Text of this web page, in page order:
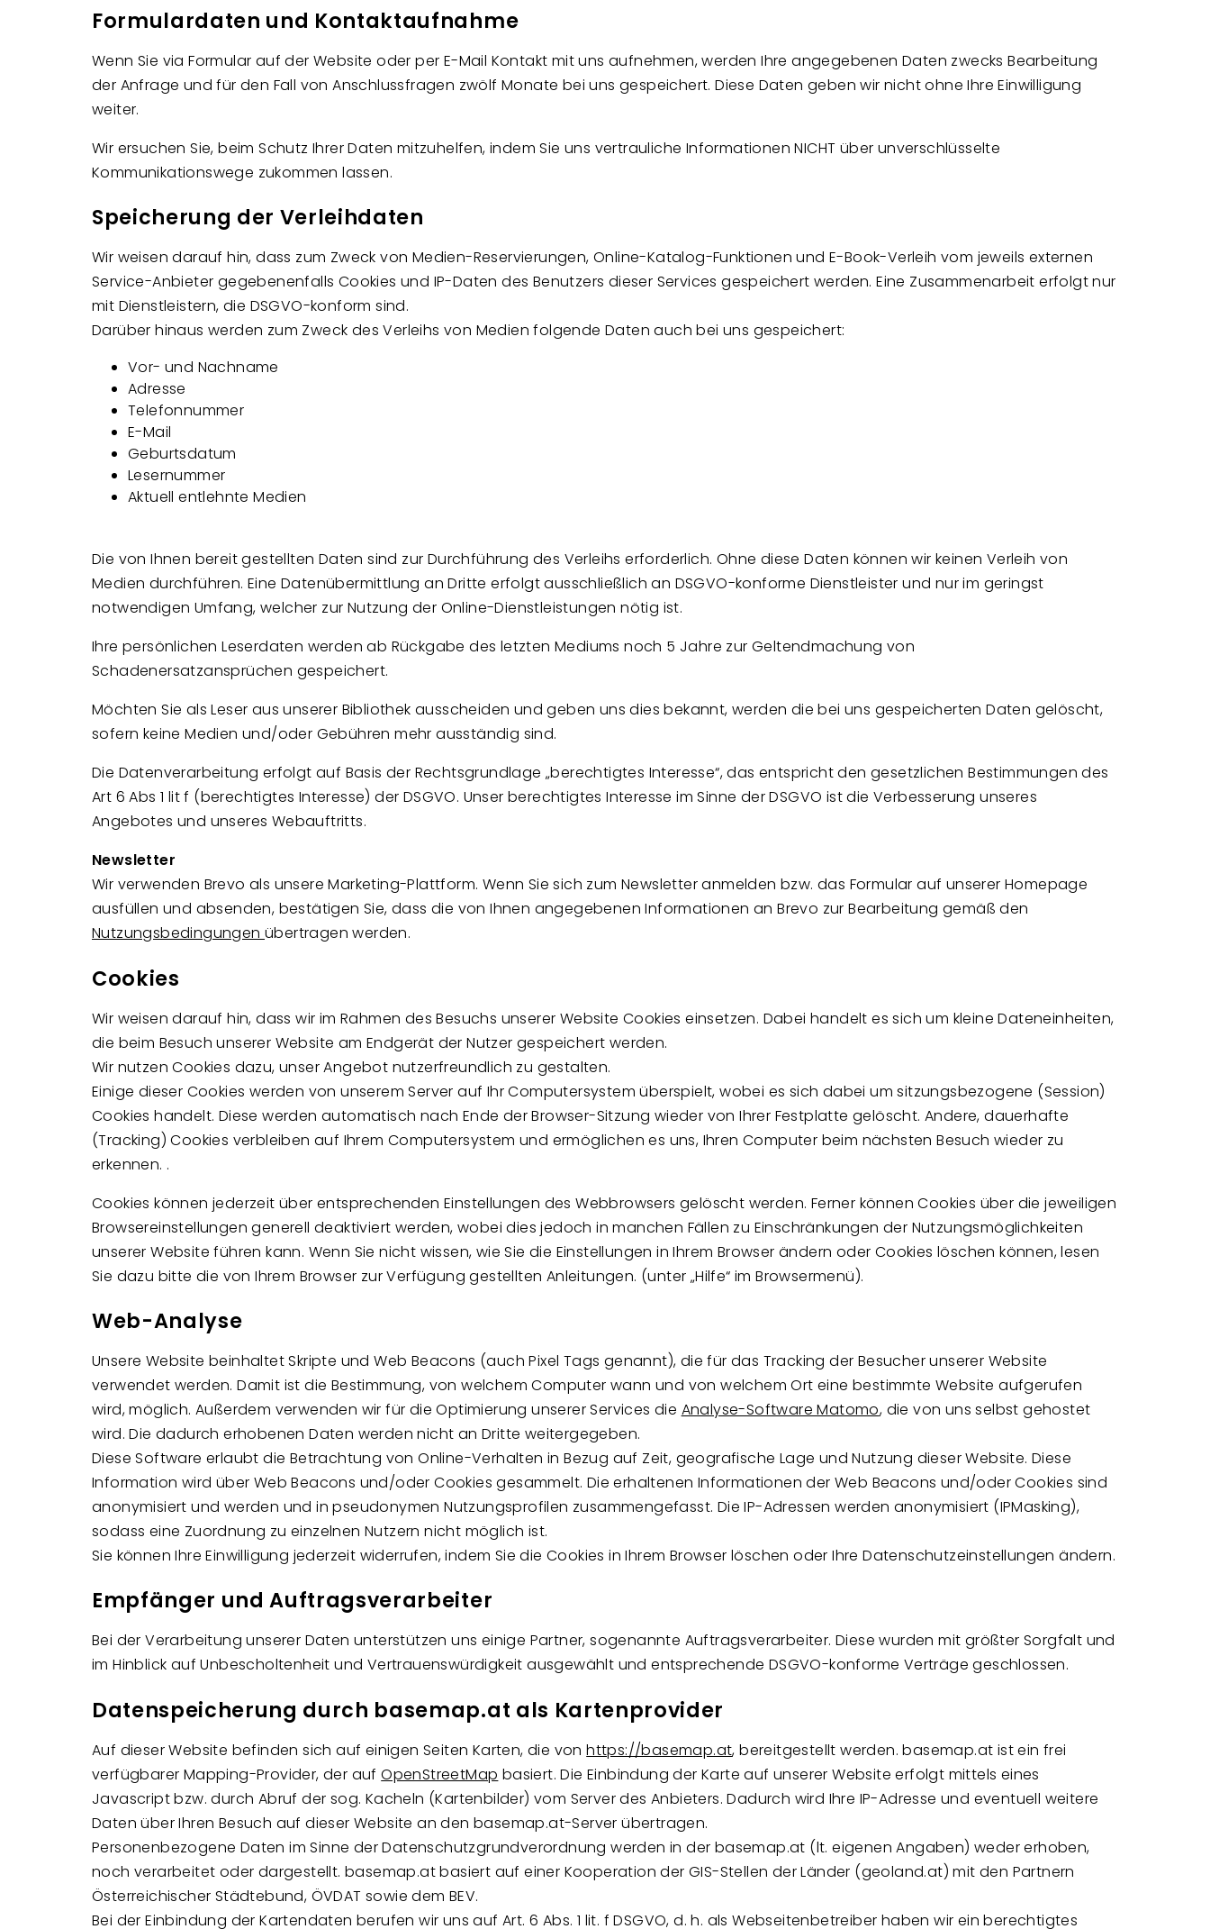
Formulardaten und Kontaktaufnahme
Wenn Sie via Formular auf der Website oder per E-Mail Kontakt mit uns aufnehmen, werden Ihre angegebenen Daten zwecks Bearbeitung
der Anfrage und für den Fall von Anschlussfragen zwölf Monate bei uns gespeichert. Diese Daten geben wir nicht ohne Ihre Einwilligung
weiter.
Wir ersuchen Sie, beim Schutz Ihrer Daten mitzuhelfen, indem Sie uns vertrauliche Informationen NICHT über unverschlüsselte
Kommunikationswege zukommen lassen.
Speicherung der Verleihdaten
Wir weisen darauf hin, dass zum Zweck von Medien-Reservierungen, Online-Katalog-Funktionen und E-Book-Verleih vom jeweils externen
Service-Anbieter gegebenenfalls Cookies und IP-Daten des Benutzers dieser Services gespeichert werden. Eine Zusammenarbeit erfolgt nur
mit Dienstleistern, die DSGVO-konform sind.
Darüber hinaus werden zum Zweck des Verleihs von Medien folgende Daten auch bei uns gespeichert:
Vor- und Nachname
Adresse
Telefonnummer
E-Mail
Geburtsdatum
Lesernummer
Aktuell entlehnte Medien
Die von Ihnen bereit gestellten Daten sind zur Durchführung des Verleihs erforderlich. Ohne diese Daten können wir keinen Verleih von
Medien durchführen. Eine Datenübermittlung an Dritte erfolgt ausschließlich an DSGVO-konforme Dienstleister und nur im geringst
notwendigen Umfang, welcher zur Nutzung der Online-Dienstleistungen nötig ist.
Ihre persönlichen Leserdaten werden ab Rückgabe des letzten Mediums noch 5 Jahre zur Geltendmachung von
Schadenersatzansprüchen gespeichert.
Möchten Sie als Leser aus unserer Bibliothek ausscheiden und geben uns dies bekannt, werden die bei uns gespeicherten Daten gelöscht,
sofern keine Medien und/oder Gebühren mehr ausständig sind.
Die Datenverarbeitung erfolgt auf Basis der Rechtsgrundlage „berechtigtes Interesse“, das entspricht den gesetzlichen Bestimmungen des
Art 6 Abs 1 lit f (berechtigtes Interesse) der DSGVO. Unser berechtigtes Interesse im Sinne der DSGVO ist die Verbesserung unseres
Angebotes und unseres Webauftritts.
Newsletter
Wir verwenden Brevo als unsere Marketing-Plattform. Wenn Sie sich zum Newsletter anmelden bzw. das Formular auf unserer Homepage
ausfüllen und absenden, bestätigen Sie, dass die von Ihnen angegebenen Informationen an Brevo zur Bearbeitung gemäß den
Nutzungsbedingungen übertragen werden.
Cookies
Wir weisen darauf hin, dass wir im Rahmen des Besuchs unserer Website Cookies einsetzen. Dabei handelt es sich um kleine Dateneinheiten,
die beim Besuch unserer Website am Endgerät der Nutzer gespeichert werden.
Wir nutzen Cookies dazu, unser Angebot nutzerfreundlich zu gestalten.
Einige dieser Cookies werden von unserem Server auf Ihr Computersystem überspielt, wobei es sich dabei um sitzungsbezogene (Session)
Cookies handelt. Diese werden automatisch nach Ende der Browser-Sitzung wieder von Ihrer Festplatte gelöscht. Andere, dauerhafte
(Tracking) Cookies verbleiben auf Ihrem Computersystem und ermöglichen es uns, Ihren Computer beim nächsten Besuch wieder zu
erkennen. .
Cookies können jederzeit über entsprechenden Einstellungen des Webbrowsers gelöscht werden. Ferner können Cookies über die jeweiligen
Browsereinstellungen generell deaktiviert werden, wobei dies jedoch in manchen Fällen zu Einschränkungen der Nutzungsmöglichkeiten
unserer Website führen kann. Wenn Sie nicht wissen, wie Sie die Einstellungen in Ihrem Browser ändern oder Cookies löschen können, lesen
Sie dazu bitte die von Ihrem Browser zur Verfügung gestellten Anleitungen. (unter „Hilfe“ im Browsermenü).
Web-Analyse
Unsere Website beinhaltet Skripte und Web Beacons (auch Pixel Tags genannt), die für das Tracking der Besucher unserer Website
verwendet werden. Damit ist die Bestimmung, von welchem Computer wann und von welchem Ort eine bestimmte Website aufgerufen
wird, möglich. Außerdem verwenden wir für die Optimierung unserer Services die Analyse-Software Matomo, die von uns selbst gehostet
wird. Die dadurch erhobenen Daten werden nicht an Dritte weitergegeben.
Diese Software erlaubt die Betrachtung von Online-Verhalten in Bezug auf Zeit, geografische Lage und Nutzung dieser Website. Diese
Information wird über Web Beacons und/oder Cookies gesammelt. Die erhaltenen Informationen der Web Beacons und/oder Cookies sind
anonymisiert und werden und in pseudonymen Nutzungsprofilen zusammengefasst. Die IP-Adressen werden anonymisiert (IPMasking),
sodass eine Zuordnung zu einzelnen Nutzern nicht möglich ist.
Sie können Ihre Einwilligung jederzeit widerrufen, indem Sie die Cookies in Ihrem Browser löschen oder Ihre Datenschutzeinstellungen ändern.
Empfänger und Auftragsverarbeiter
Bei der Verarbeitung unserer Daten unterstützen uns einige Partner, sogenannte Auftragsverarbeiter. Diese wurden mit größter Sorgfalt und
im Hinblick auf Unbescholtenheit und Vertrauenswürdigkeit ausgewählt und entsprechende DSGVO-konforme Verträge geschlossen.
Datenspeicherung durch basemap.at als Kartenprovider
Auf dieser Website befinden sich auf einigen Seiten Karten, die vonhttps://basemap.at, bereitgestellt werden. basemap.at ist ein frei
verfügbarer Mapping-Provider, der aufOpenStreetMap basiert. Die Einbindung der Karte auf unserer Website erfolgt mittels eines
Javascript bzw. durch Abruf der sog. Kacheln (Kartenbilder) vom Server des Anbieters. Dadurch wird Ihre IP-Adresse und eventuell weitere
Daten über Ihren Besuch auf dieser Website an den basemap.at-Server übertragen.
Personenbezogene Daten im Sinne der Datenschutzgrundverordnung werden in der basemap.at (lt. eigenen Angaben) weder erhoben,
noch verarbeitet oder dargestellt. basemap.at basiert auf einer Kooperation der GIS-Stellen der Länder (geoland.at) mit den Partnern
Österreichischer Städtebund, ÖVDAT sowie dem BEV.
Bei der Einbindung der Kartendaten berufen wir uns auf Art. 6 Abs. 1 lit. f DSGVO, d. h. als Webseitenbetreiber haben wir ein berechtigtes